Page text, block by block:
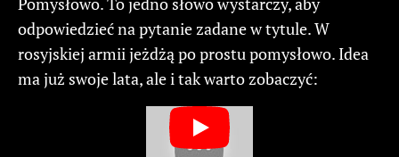
odpowiedzieć na pytanie zadane w tytule. W
rosyjskiej armii jeżdżą po prostu pomysłowo. Idea
ma już swoje lata, ale i tak warto zobaczyć: